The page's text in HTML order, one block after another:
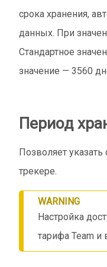
срока хранения,
данных. При
Стандартное
значение — 3560
Период
Позволяет указать
трекере.
WARNING
Hастройка
тарифа Team